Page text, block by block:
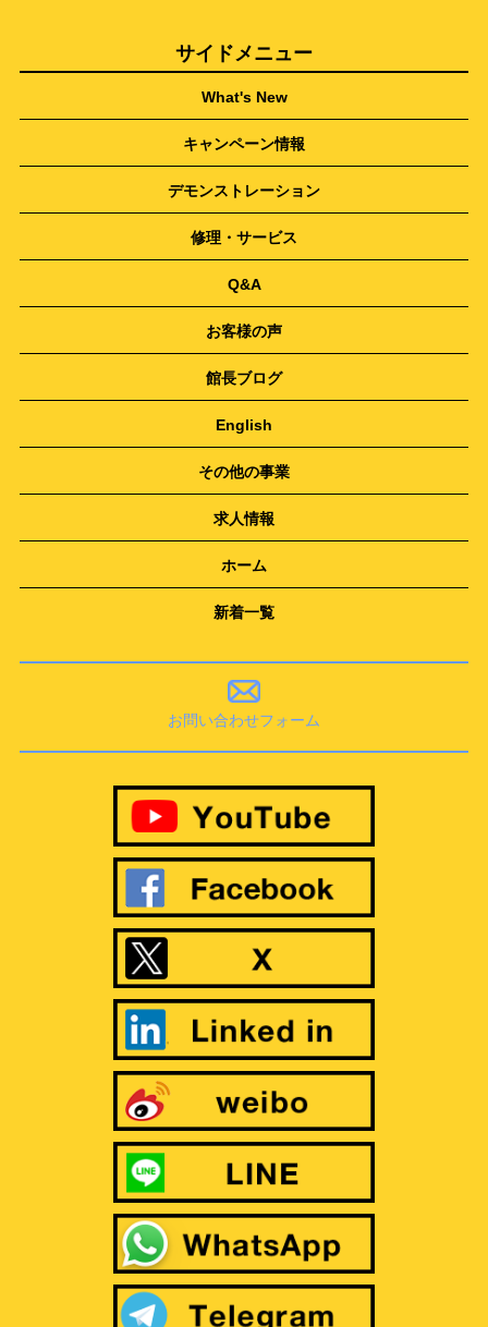
サイドメニュー
What's New
キャンペーン情報
デモンストレーション
修理・サービス
Q&A
お客様の声
館長ブログ
English
その他の事業
求人情報
ホーム
新着一覧
お問い合わせフォーム